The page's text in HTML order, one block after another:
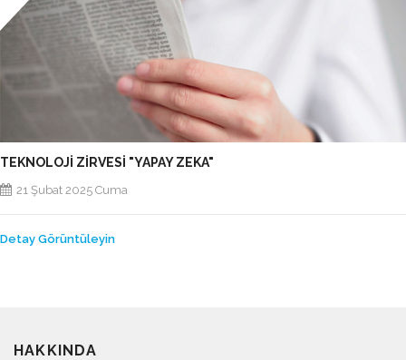
TEKNOLOJİ ZİRVESİ "YAPAY ZEKA"
21 Şubat 2025 Cuma
Detay Görüntüleyin
HAKKINDA